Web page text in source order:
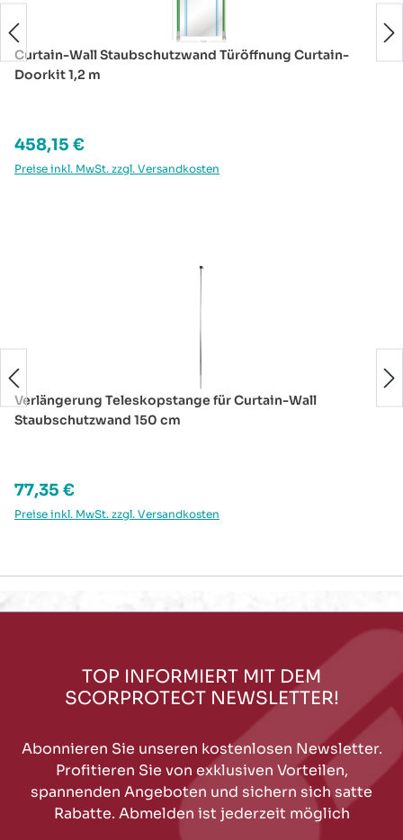
Curtain-Wall Staubschutzwand Türöffnung Curtain-
Doorkit 1,2 m
Regulärer Preis:
458,15 €
Preise inkl. MwSt. zzgl. Versandkosten
Verlängerung Teleskopstange für Curtain-Wall
Staubschutzwand 150 cm
Regulärer Preis:
77,35 €
Preise inkl. MwSt. zzgl. Versandkosten
TOP INFORMIERT MIT DEM
SCORPROTECT NEWSLETTER!
Abonnieren Sie unseren kostenlosen Newsletter.
Profitieren Sie von exklusiven Vorteilen,
spannenden Angeboten und sichern sich satte
Rabatte. Abmelden ist jederzeit möglich